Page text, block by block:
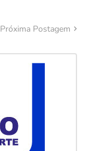
Próxima Postagem